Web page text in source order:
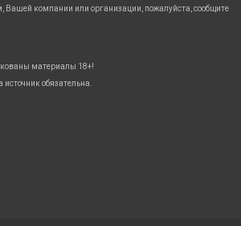
компании или организации, пожалуйста, сообщите
материалы 18+!
обязательна.